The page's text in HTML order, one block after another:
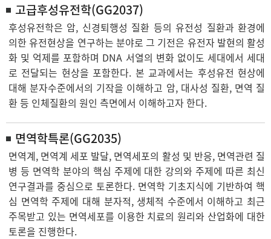
고급후성유전학(GG2037)
후성유전학은 암, 신경퇴행성 질환 등의 유전성 질환과 환경에
의한 유전현상을 연구하는 분야로 그 기전은 유전자 발현의 활성
화 및 억제를 포함하며 DNA 서열의 변화 없이도 세대에서 세대
로 전달되는 현상을 포함한다. 본 교과에서는 후성유전 현상에
대해 분자수준에서의 기작을 이해하고 암, 대사성 질환, 면역 질
환 등 인체질환의 원인 측면에서 이해하고자 한다.
면역학특론(GG2035)
면역계, 면역계 세포 발달, 면역세포의 활성 및 반응, 면역관련 질
병 등 면역학 분야의 핵심 주제에 대한 강의와 주제에 따른 최신
연구결과를 중심으로 토론한다. 면역학 기초지식에 기반하여 핵
심 면역학 주제에 대해 분자적, 생체적 수준에서 이해하고 최근
주목받고 있는 면역세포를 이용한 치료의 원리와 산업화에 대한
토론을 진행한다.